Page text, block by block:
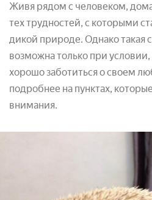
Живя рядом с человеком,
тех трудностей, с которыми
дикой природе. Однако такая
возможна только при условии,
хорошо заботиться о своем
подробнее на пунктах,
внимания.